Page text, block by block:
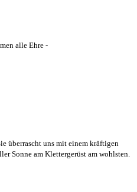
alle Ehre -
überrascht uns mit einem kräftigen
Sonne am Klettergerüst am wohlsten.